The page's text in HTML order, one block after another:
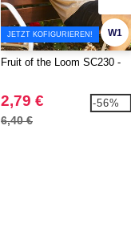
W1
JETZT KOFIGURIEREN!
Fruit of the Loom SC230 -
2,79 €
6,40 €
-56%